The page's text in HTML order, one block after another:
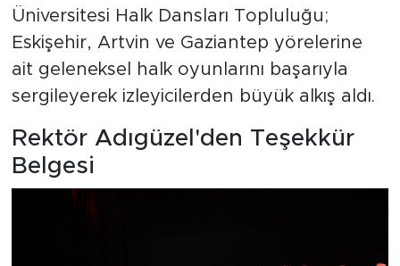
Üniversitesi Halk Dansları Topluluğu;
Eskişehir, Artvin ve Gaziantep yörelerine
ait geleneksel halk oyunlarını başarıyla
sergileyerek izleyicilerden büyük alkış aldı.
Rektör Adıgüzel'den Teşekkür
Belgesi